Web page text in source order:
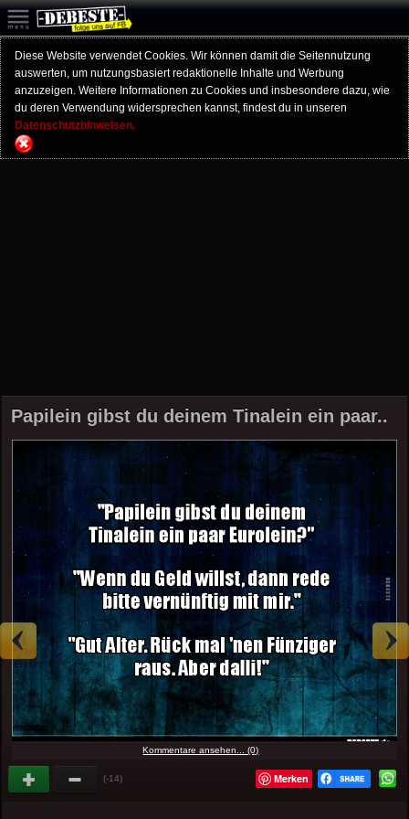
Diese Website verwendet Cookies. Wir können damit die Seitennutzung
auswerten, um nutzungsbasiert redaktionelle Inhalte und Werbung
anzuzeigen. Weitere Informationen zu Cookies und insbesondere dazu, wie
du deren Verwendung widersprechen kannst, findest du in unseren
Datenschutzhinweisen.
Papilein gibst du deinem Tinalein ein paar..
Kommentare ansehen... (0)
(-14) Merken